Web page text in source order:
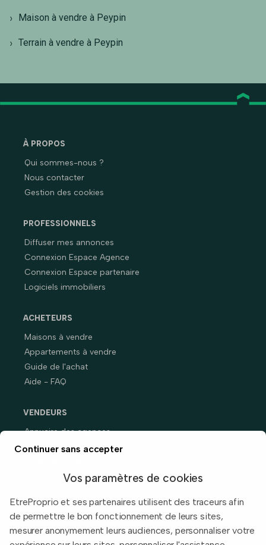
Maison à vendre à Peypin
Terrain à vendre à Peypin
À PROPOS
Qui sommes-nous ?
Nous contacter
Gestion des cookies
PROFESSIONNELS
Diffuser mes annonces
Connexion Espace Agence
Connexion Espace partenaire
Logiciels immobiliers
ACHETEURS
Maisons à vendre
Appartements à vendre
Guide de l'achat
Aide - FAQ
VENDEURS
Annuaire des agences
Prix immobiliers en France
Continuer sans accepter
Vos paramètres de cookies
EtreProprio et ses partenaires utilisent des traceurs afin
de permettre le bon fonctionnement de leurs sites,
mesurer anonymement leurs audiences, personnaliser votre